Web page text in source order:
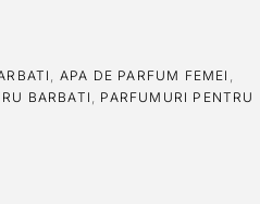
, APA DE PARFUM FEMEI ,
BARBATI , PARFUMURI PENTRU